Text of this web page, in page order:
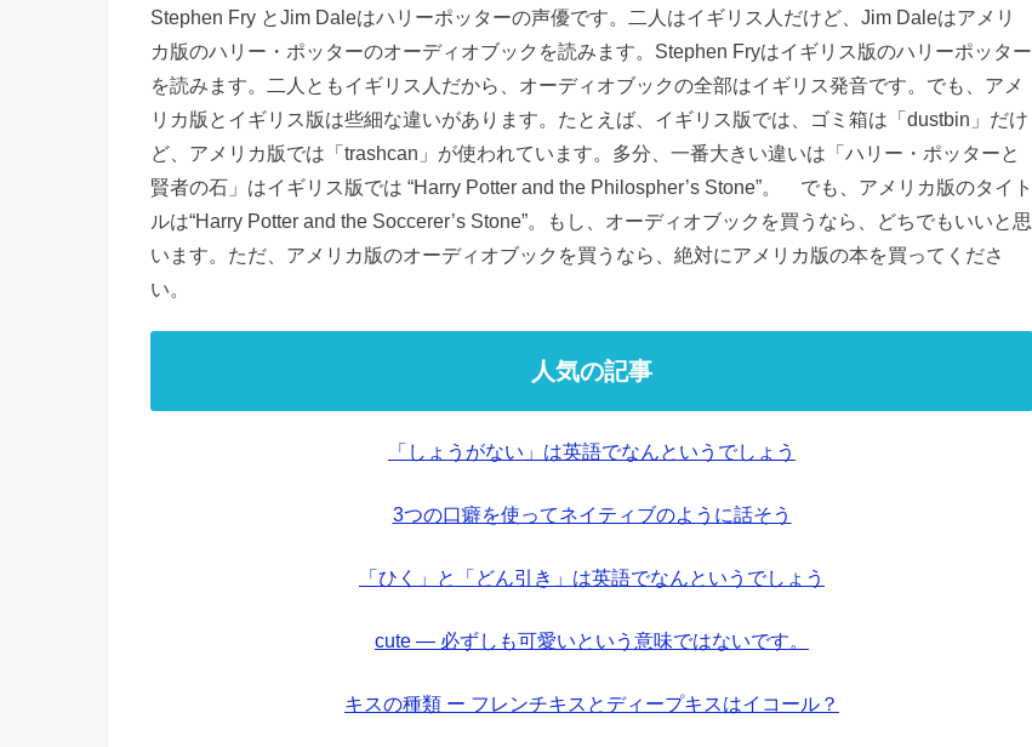
Stephen Fry とJim Daleはハリーポッターの声優です。二人はイギリス人だけど、Jim Daleはアメリ
カ版のハリー・ポッターのオーディオブックを読みます。Stephen Fryはイギリス版のハリーポッター
を読みます。二人ともイギリス人だから、オーディオブックの全部はイギリス発音です。でも、アメ
リカ版とイギリス版は些細な違いがあります。たとえば、イギリス版では、ゴミ箱は「dustbin」だけ
ど、アメリカ版では「trashcan」が使われています。多分、一番大きい違いは「ハリー・ポッターと
賢者の石」はイギリス版では “Harry Potter and the Philospher’s Stone”。 でも、アメリカ版のタイト
ルは“Harry Potter and the Soccerer’s Stone”。もし、オーディオブックを買うなら、どちでもいいと思
います。ただ、アメリカ版のオーディオブックを買うなら、絶対にアメリカ版の本を買ってくださ
い。
人気の記事
「しょうがない」は英語でなんというでしょう
3つの口癖を使ってネイティブのように話そう
「ひく」と「どん引き」は英語でなんというでしょう
cute — 必ずしも可愛いという意味ではないです。
キスの種類 ー フレンチキスとディープキスはイコール？